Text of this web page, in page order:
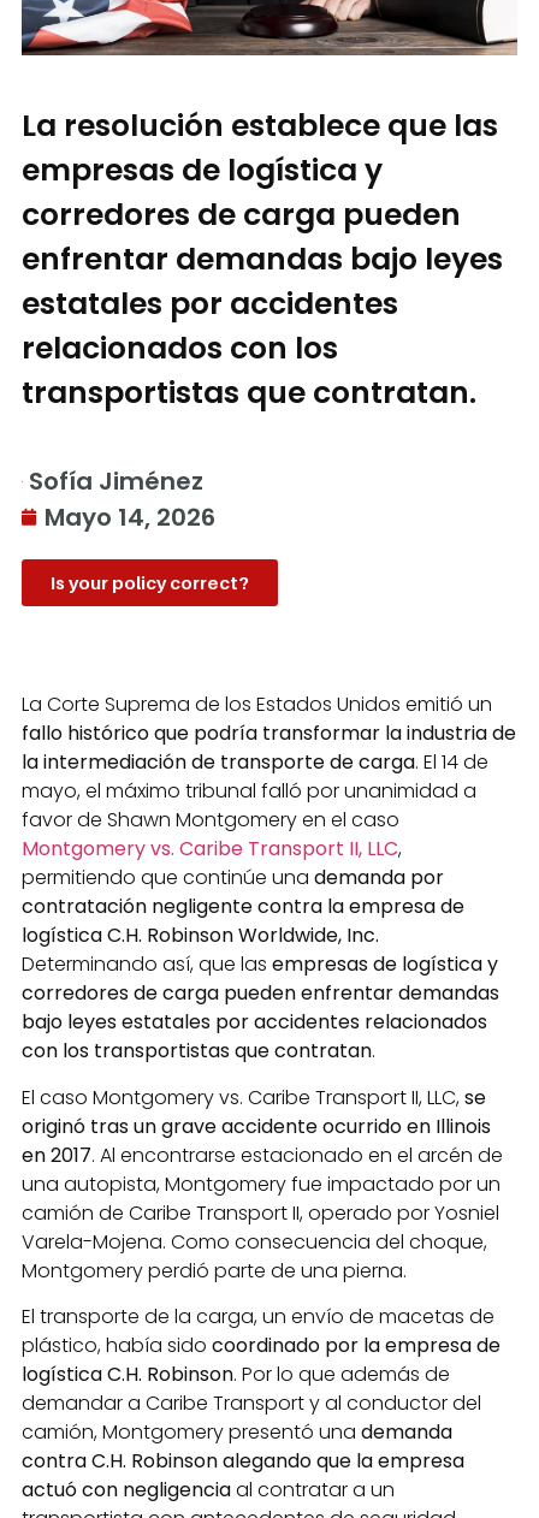
La resolución establece que las
empresas de logística y
corredores de carga pueden
enfrentar demandas bajo leyes
estatales por accidentes
relacionados con los
transportistas que contratan.
Sofía Jiménez
Mayo 14, 2026
Is your policy correct?
La Corte Suprema de los Estados Unidos emitió un
fallo histórico que podría transformar la industria de
la intermediación de transporte de carga. El 14 de
mayo, el máximo tribunal falló por unanimidad a
favor de Shawn Montgomery en el caso
Montgomery vs. Caribe Transport II, LLC,
permitiendo que continúe una demanda por
contratación negligente contra la empresa de
logística C.H. Robinson Worldwide, Inc.
Determinando así, que las empresas de logística y
corredores de carga pueden enfrentar demandas
bajo leyes estatales por accidentes relacionados
con los transportistas que contratan.
El caso Montgomery vs. Caribe Transport II, LLC,se
originó tras un grave accidente ocurrido en Illinois
en 2017. Al encontrarse estacionado en el arcén de
una autopista, Montgomery fue impactado por un
camión de Caribe Transport II, operado por Yosniel
Varela-Mojena. Como consecuencia del choque,
Montgomery perdió parte de una pierna.
El transporte de la carga, un envío de macetas de
plástico, había sido coordinado por la empresa de
logística C.H. Robinson. Por lo que además de
demandar a Caribe Transport y al conductor del
camión, Montgomery presentó una demanda
contra C.H. Robinson alegando que la empresa
actuó con negligenciaal contratar a un